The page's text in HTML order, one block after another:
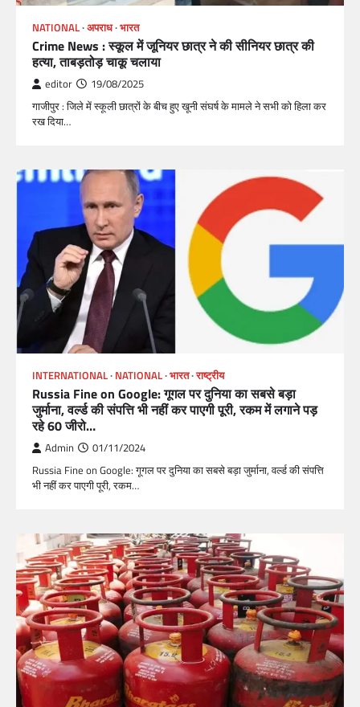
NATIONAL अपराध भारत
Crime News : स्कूल में जूनियर छात्र ने की सीनियर छात्र की
हत्या, ताबड़तोड़ चाकू चलाया
editor 19/08/2025
गाजीपुर : जिले में स्कूली छात्रों के बीच हुए खूनी संघर्ष के मामले ने सभी को हिला कर
रख दिया…
INTERNATIONAL NATIONAL भारत राष्ट्रीय
Russia Fine on Google: गूगल पर दुनिया का सबसे बड़ा
जुर्माना, वर्ल्ड की संपत्ति भी नहीं कर पाएगी पूरी, रकम में लगाने पड़
रहे 60 जीरो…
Admin 01/11/2024
Russia Fine on Google: गूगल पर दुनिया का सबसे बड़ा जुर्माना, वर्ल्ड की संपत्ति
भी नहीं कर पाएगी पूरी, रकम…